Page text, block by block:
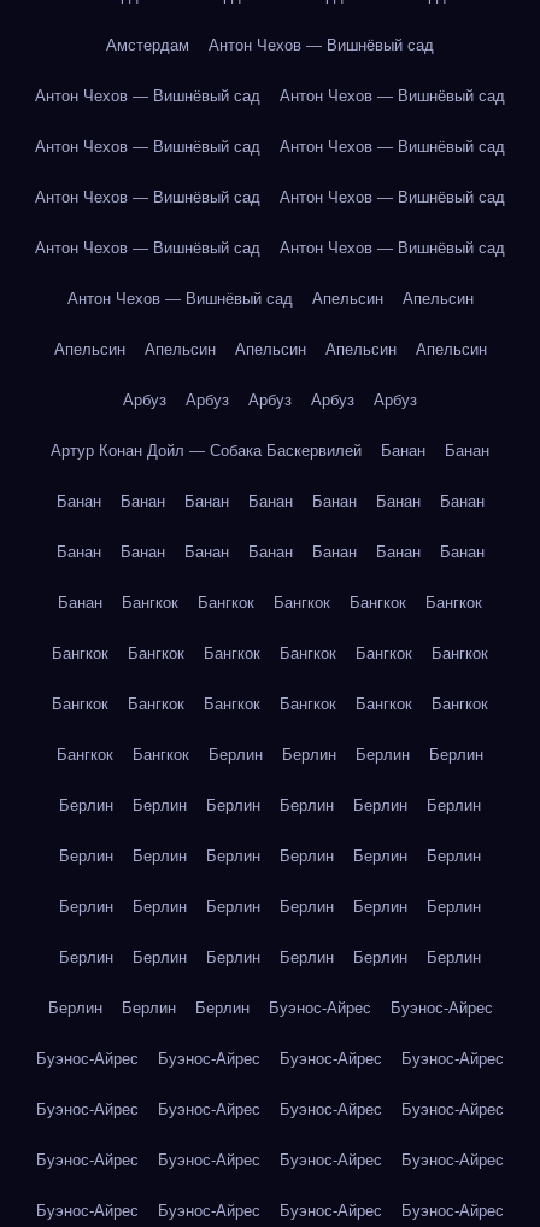
Амстердам Антон Чехов — Вишнёвый сад
Антон Чехов — Вишнёвый сад Антон Чехов — Вишнёвый сад
Антон Чехов — Вишнёвый сад Антон Чехов — Вишнёвый сад
Антон Чехов — Вишнёвый сад Антон Чехов — Вишнёвый сад
Антон Чехов — Вишнёвый сад Антон Чехов — Вишнёвый сад
Антон Чехов — Вишнёвый сад Апельсин Апельсин
Апельсин Апельсин Апельсин Апельсин Апельсин
Арбуз Арбуз Арбуз Арбуз Арбуз
Артур Конан Дойл — Собака Баскервилей Банан Банан
Банан Банан Банан Банан Банан Банан Банан
Банан Банан Банан Банан Банан Банан Банан
Банан Бангкок Бангкок Бангкок Бангкок Бангкок
Бангкок Бангкок Бангкок Бангкок Бангкок Бангкок
Бангкок Бангкок Бангкок Бангкок Бангкок Бангкок
Бангкок Бангкок Берлин Берлин Берлин Берлин
Берлин Берлин Берлин Берлин Берлин Берлин
Берлин Берлин Берлин Берлин Берлин Берлин
Берлин Берлин Берлин Берлин Берлин Берлин
Берлин Берлин Берлин Берлин Берлин Берлин
Берлин Берлин Берлин Буэнос-Айрес Буэнос-Айрес
Буэнос-Айрес Буэнос-Айрес Буэнос-Айрес Буэнос-Айрес
Буэнос-Айрес Буэнос-Айрес Буэнос-Айрес Буэнос-Айрес
Буэнос-Айрес Буэнос-Айрес Буэнос-Айрес Буэнос-Айрес
Буэнос-Айрес Буэнос-Айрес Буэнос-Айрес Буэнос-Айрес